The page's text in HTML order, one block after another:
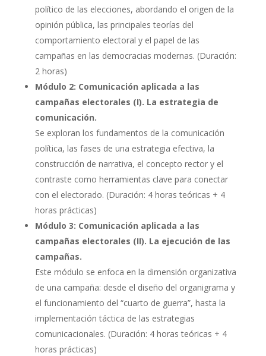
político de las elecciones, abordando el origen de la
opinión pública, las principales teorías del
comportamiento electoral y el papel de las
campañas en las democracias modernas. (Duración:
2 horas)
Módulo 2: Comunicación aplicada a las
campañas electorales (I). La estrategia de
comunicación.
Se exploran los fundamentos de la comunicación
política, las fases de una estrategia efectiva, la
construcción de narrativa, el concepto rector y el
contraste como herramientas clave para conectar
con el electorado. (Duración: 4 horas teóricas + 4
horas prácticas)
Módulo 3: Comunicación aplicada a las
campañas electorales (II). La ejecución de las
campañas.
Este módulo se enfoca en la dimensión organizativa
de una campaña: desde el diseño del organigrama y
el funcionamiento del “cuarto de guerra”, hasta la
implementación táctica de las estrategias
comunicacionales. (Duración: 4 horas teóricas + 4
horas prácticas)